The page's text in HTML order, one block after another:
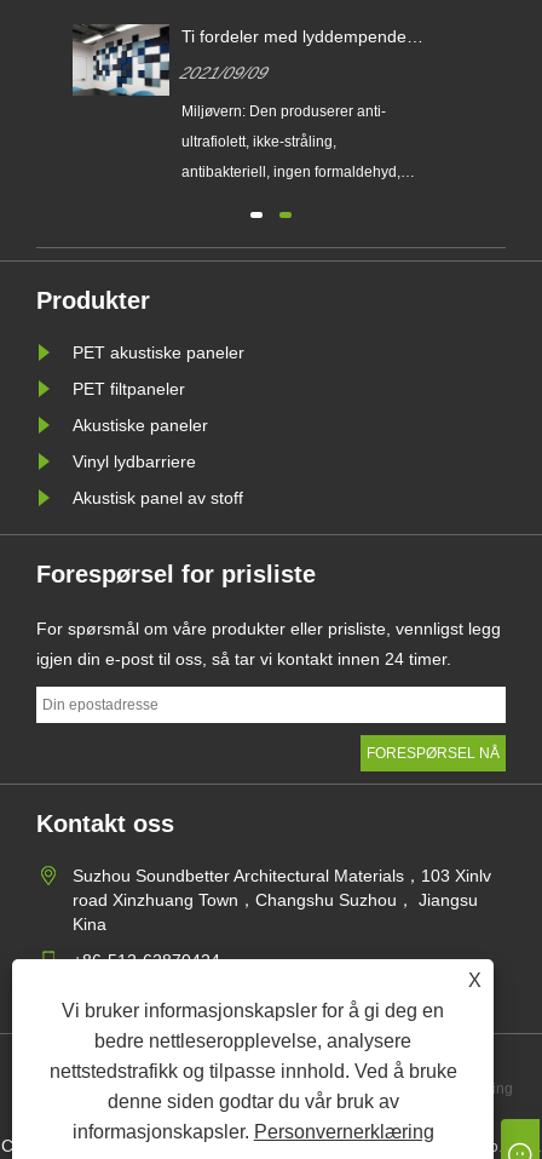
X
Vi bruker informasjonskapsler for å gi deg en
bedre nettleseropplevelse, analysere
nettstedstrafikk og tilpasse innhold. Ved å bruke
denne siden godtar du vår bruk av
informasjonskapsler. Personvernerklæring
Ti fordeler med lyddempende
2021/09/09
Miljøvern: Den produserer anti-
ultrafiolett, ikke-stråling,
antibakteriell, ingen formaldehyd,
Produkter
PET akustiske paneler
PET filtpaneler
Akustiske paneler
Vinyl lydbarriere
Akustisk panel av stoff
Forespørsel for prisliste
For spørsmål om våre produkter eller prisliste, vennligst legg
igjen din e-post til oss, så tar vi kontakt innen 24 timer.
Kontakt oss
Suzhou Soundbetter Architectural Materials，103 Xinlv
road Xinzhuang Town，Changshu Suzhou， Jiangsu
Kina
+86-512-62870424
XML Personvernerklæring
Copyright © 2021 Suzhou Soundbetter Architectural Materials Co., Ltd.